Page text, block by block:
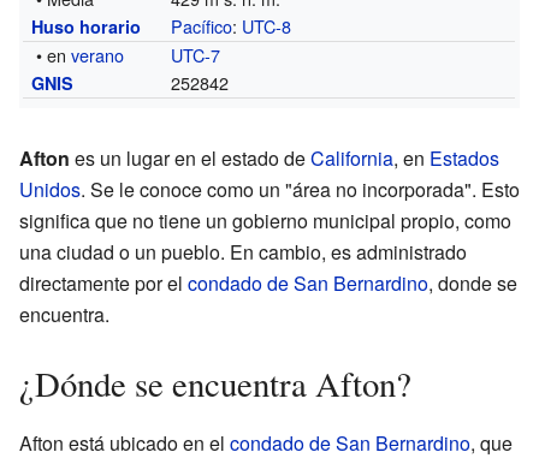
Huso horario Pacífico: UTC-8
• enverano UTC-7
GNIS 252842
Afton es un lugar en el estado deCalifornia, en Estados
Unidos. Se le conoce como un "área no incorporada". Esto
significa que no tiene un gobierno municipal propio, como
una ciudad o un pueblo. En cambio, es administrado
directamente por el condado de San Bernardino, donde se
encuentra.
¿Dónde se encuentra Afton?
Afton está ubicado en el condado de San Bernardino, que